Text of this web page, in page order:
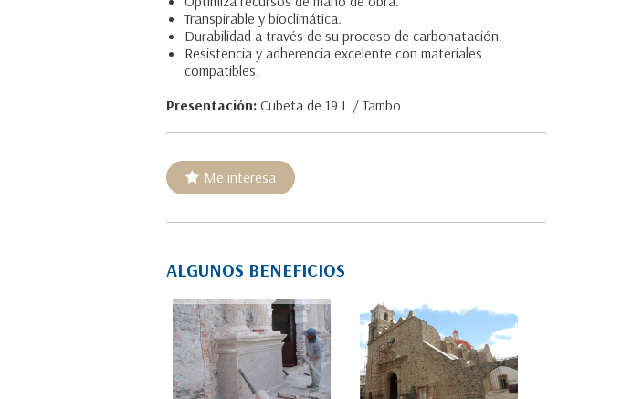
Transpirable y bioclimática.
Durabilidad a través de su proceso de carbonatación.
Resistencia y adherencia excelente con materiales
compatibles.
Presentación:Cubeta de 19 L / Tambo
Me interesa
ALGUNOS BENEFICIOS